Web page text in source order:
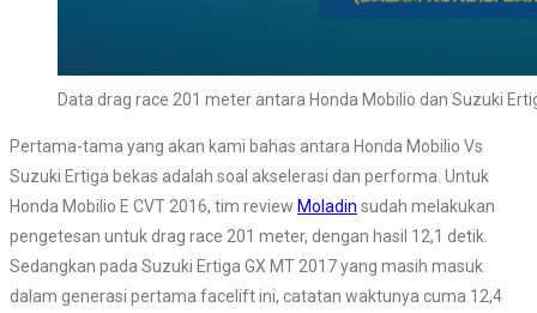
Data drag race 201 meter antara Honda Mobilio dan Suzuki
Pertama-tama yang akan kami bahas antara Honda Mobilio Vs
Suzuki Ertiga bekas adalah soal akselerasi dan performa. Untuk
Honda Mobilio E CVT 2016, tim review Moladin sudah melakukan
pengetesan untuk drag race 201 meter, dengan hasil 12,1 detik.
Sedangkan pada Suzuki Ertiga GX MT 2017 yang masih masuk
dalam generasi pertama facelift ini, catatan waktunya cuma 12,4